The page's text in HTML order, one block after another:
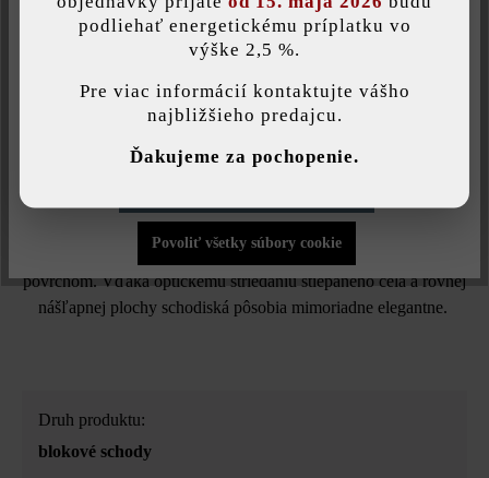
Tlač stránky
Opis produktu
dvoch veľkostiach. Jeho bočné plochy sa vyznačujú štiepaným
povrchom. Vďaka optickému striedaniu štiepaného čela a rovnej
nášľapnej plochy schodiská pôsobia mimoriadne elegantne.
Druh produktu:
blokové schody
Táto webová stránka používa súbory cookie, aby vám ponúkla
Povoliť všetky súbory cookie
podliehať energetickému príplatku vo
výške 2,5 %.
Pre viac informácií kontaktujte vášho
najbližšieho predajcu.
Ďakujeme za pochopenie.